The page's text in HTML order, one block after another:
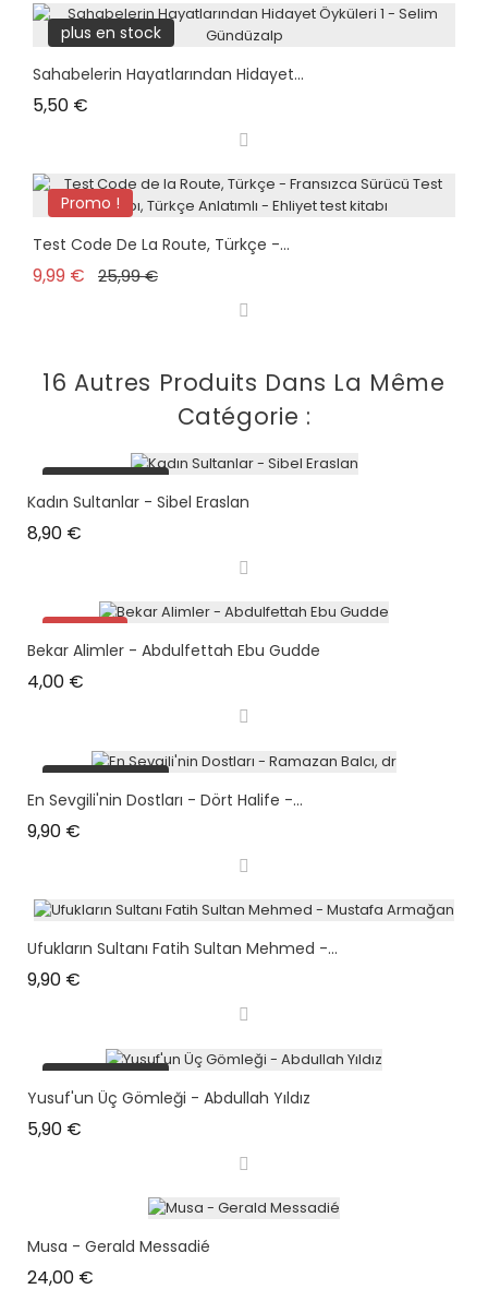
plus en stock
Sahabelerin Hayatlarından Hidayet...
5,50 €
Promo !
Test Code De La Route, Türkçe -...
9,99 € Prix de base
25,99 €Prix
16 Autres Produits Dans La Même
Catégorie :
plus en stock
Kadın Sultanlar - Sibel Eraslan
8,90 €
Promo !
Bekar Alimler - Abdulfettah Ebu Gudde
4,00 €
plus en stock
En Sevgili'nin Dostları - Dört Halife -...
9,90 €
Ufukların Sultanı Fatih Sultan Mehmed -...
9,90 €
plus en stock
Yusuf'un Üç Gömleği - Abdullah Yıldız
5,90 €
Musa - Gerald Messadié
24,00 €